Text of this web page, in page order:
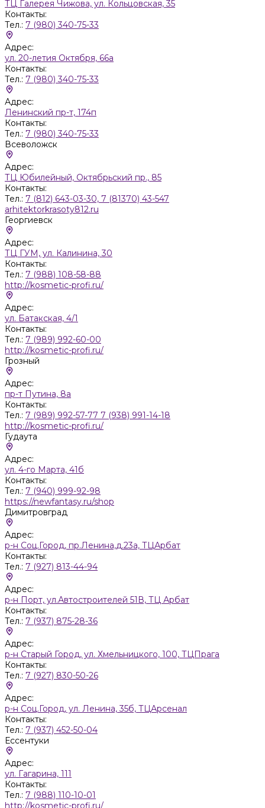
ТЦ Галерея Чижова, ул. Кольцовская, 35
Контакты:
Тел.: 7 (980) 340-75-33
Адрес:
ул. 20-летия Октября, 66а
Контакты:
Тел.: 7 (980) 340-75-33
Адрес:
Ленинский пр-т, 174п
Контакты:
Тел.: 7 (980) 340-75-33
Всеволожск
Адрес:
ТЦ Юбилейный, Октябрьский пр., 85
Контакты:
Тел.: 7 (812) 643-03-30, 7 (81370) 43-547
arhitektorkrasoty812.ru
Георгиевск
Адрес:
ТЦ ГУМ, ул. Калинина, 30
Контакты:
Тел.: 7 (988) 108-58-88
http://kosmetic-profi.ru/
Адрес:
ул. Батакская, 4/1
Контакты:
Тел.: 7 (989) 992-60-00
http://kosmetic-profi.ru/
Грозный
Адрес:
пр-т Путина, 8а
Контакты:
Тел.: 7 (989) 992-57-77 7 (938) 991-14-18
http://kosmetic-profi.ru/
Гудаута
Адрес:
ул. 4-го Марта, 41б
Контакты:
Тел.: 7 (940) 999-92-98
https://newfantasy.ru/shop
Димитровград
Адрес:
р-н Соц.Город, пр.Ленина,д.23а, ТЦАрбат
Контакты:
Тел.: 7 (927) 813-44-94
Адрес:
р-н Порт, ул.Автостроителей 51В, ТЦ Арбат
Контакты:
Тел.: 7 (937) 875-28-36
Адрес:
р-н Старый Город, ул. Хмельницкого, 100, ТЦПрага
Контакты:
Тел.: 7 (927) 830-50-26
Адрес:
р-н Соц.Город, ул. Ленина, 35б, ТЦАрсенал
Контакты:
Тел.: 7 (937) 452-50-04
Ессентуки
Адрес:
ул. Гагарина, 111
Контакты:
Тел.: 7 (988) 110-10-01
http://kosmetic-profi.ru/